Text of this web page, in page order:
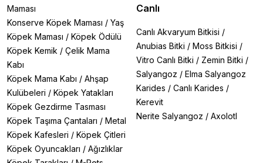
Maması
Konserve Köpek Maması / Yaş
Köpek Maması / Köpek Ödülü
Köpek Kemik / Çelik Mama
Kabı
Köpek Mama Kabı / Ahşap
Kulübeleri / Köpek Yatakları
Köpek Gezdirme Tasması
Köpek Taşıma Çantaları / Metal
Köpek Kafesleri / Köpek Çitleri
Köpek Oyuncakları / Ağızlıklar
Canlı
Canlı Akvaryum Bitkisi /
Anubias Bitki / Moss Bitkisi /
Vitro Canlı Bitki / Zemin Bitki /
Salyangoz / Elma Salyangoz
Karides / Canlı Karides /
Kerevit
Nerite Salyangoz / Axolotl